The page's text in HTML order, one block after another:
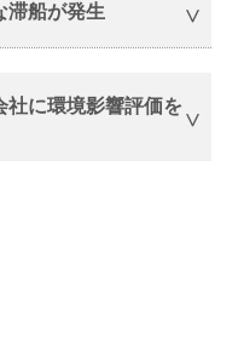
滞船が発生
社に環境影響評価を